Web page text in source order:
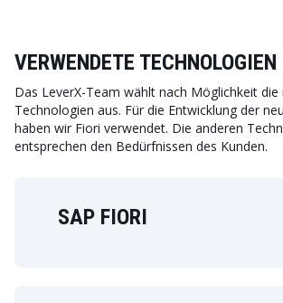
VERWENDETE TECHNOLOGIEN
Das LeverX-Team wählt nach Möglichkeit die
Technologien aus. Für die Entwicklung der
haben wir Fiori verwendet. Die anderen
entsprechen den Bedürfnissen des Kunden.
SAP FIORI